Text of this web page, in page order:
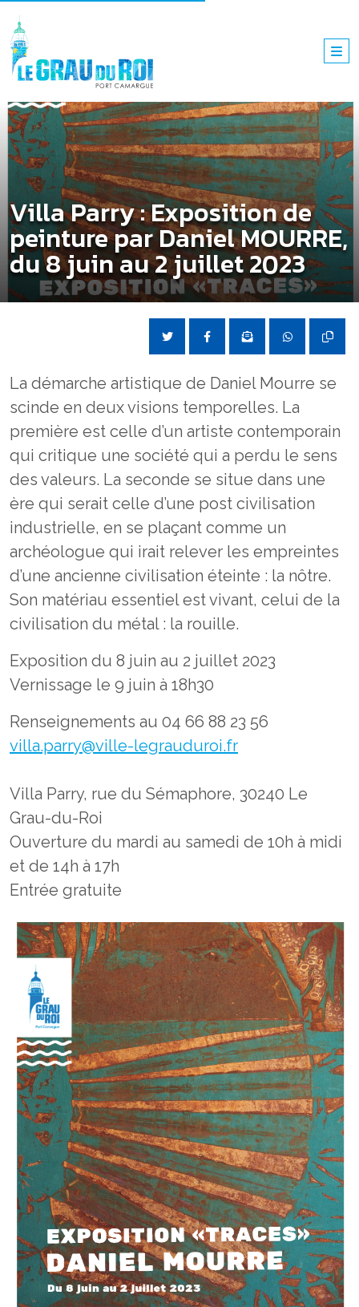
Villa Parry : Exposition de
peinture par Daniel MOURRE,
du 8 juin au 2 juillet 2023
La démarche artistique de Daniel Mourre se
scinde en deux visions temporelles. La
première est celle d’un artiste contemporain
qui critique une société qui a perdu le sens
des valeurs. La seconde se situe dans une
ère qui serait celle d’une post civilisation
industrielle, en se plaçant comme un
archéologue qui irait relever les empreintes
d’une ancienne civilisation éteinte : la nôtre.
Son matériau essentiel est vivant, celui de la
civilisation du métal : la rouille.
Exposition du 8 juin au 2 juillet 2023
Vernissage le 9 juin à 18h30
Renseignements au 04 66 88 23 56
villa.parry@ville-legrauduroi.fr
Villa Parry, rue du Sémaphore, 30240 Le
Grau-du-Roi
Ouverture du mardi au samedi de 10h à midi
et de 14h à 17h
Entrée gratuite